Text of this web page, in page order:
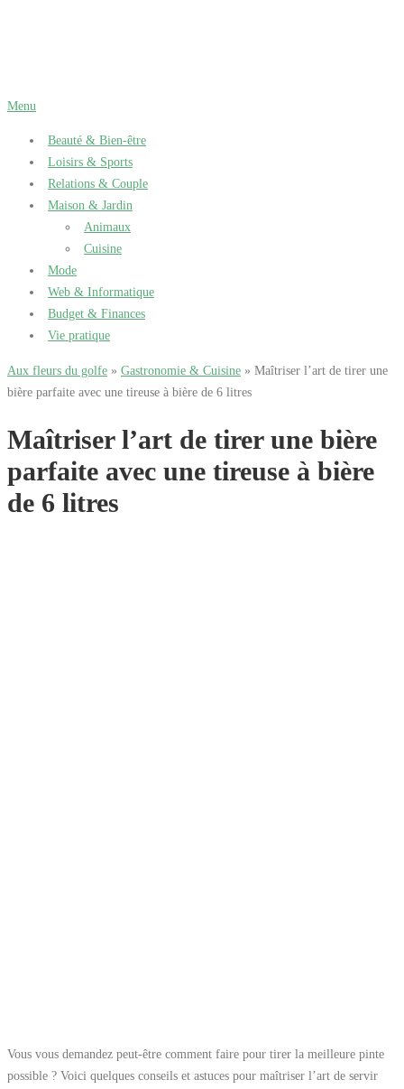
Menu
Beauté & Bien-être
Loisirs & Sports
Relations & Couple
Maison & Jardin
Animaux
Cuisine
Mode
Web & Informatique
Budget & Finances
Vie pratique
Aux fleurs du golfe » Gastronomie & Cuisine » Maîtriser l’art de tirer une
bière parfaite avec une tireuse à bière de 6 litres
Maîtriser l’art de tirer une bière
parfaite avec une tireuse à bière
de 6 litres
Vous vous demandez peut-être comment faire pour tirer la meilleure pinte
possible ? Voici quelques conseils et astuces pour maîtriser l’art de servir